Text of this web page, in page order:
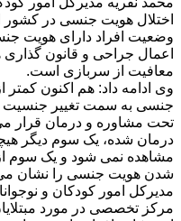
اختلال هویت جنسی در
وضعیت افراد دارای هویت
اعمال جراحی و قانون
معافیت از سربازی است.
جنسی به سمت تغییر جنسیت
تحت مشاوره و درمان قرار می
درمان شده، یک سوم دیگر
مشاهده نمی شود و یک سوم از
شدن هویت جنسی را نشان
مدیرکل امور کودکان و
مرکز تخصصی در مورد